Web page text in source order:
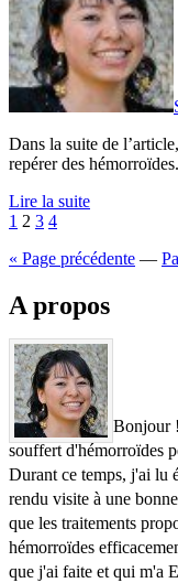
Dans la suite de l’article, découvrez 4 photo pour apprendre à
repérer des
Lire la suite
Pagination
des
1 2 3 4
« Page précédente —
A propos
Bonjour
souffert d'hémorroïdes
Durant ce temps, j'ai lu
rendu visite à une
que les traitements
hémorroïdes
que j'ai faite et qui m'a